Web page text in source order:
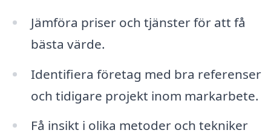
Jämföra priser och tjänster för att få
bästa värde.
Identifiera företag med bra referenser
och tidigare projekt inom markarbete.
Få insikt i olika metoder och tekniker